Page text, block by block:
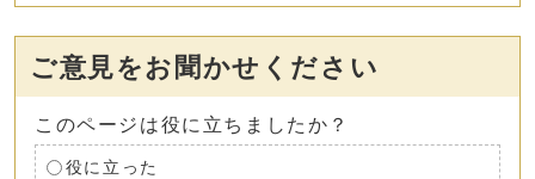
ご意見をお聞かせください
このページは役に立ちましたか？
役に立った